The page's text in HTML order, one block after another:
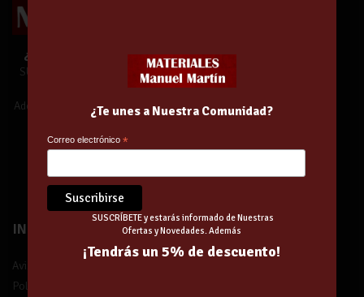
¿Te unes a Nuestra Comunidad?
SUSCRÍBETE y estarás informado de
Nuestras Ofertas y Novedades.
Además,
¡tendrás un 5% de descuento!
¡Suscríbete!
INFORMACIÓN
Aviso legal
Política de privacidad
¿Te unes a Nuestra Comunidad?
Correo electrónico*
SUSCRÍBETE y estarás informado de Nuestras
Ofertas y Novedades. Además
¡Tendrás un 5% de descuento!